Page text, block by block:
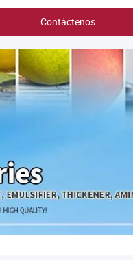
Contáctenos